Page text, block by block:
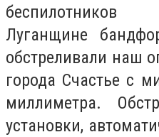
Луганщине
обстреливали наш
города Счастье с
миллиметра.
установки,